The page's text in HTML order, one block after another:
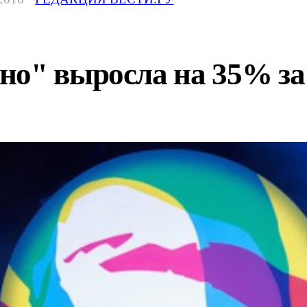
выросла на 35% за